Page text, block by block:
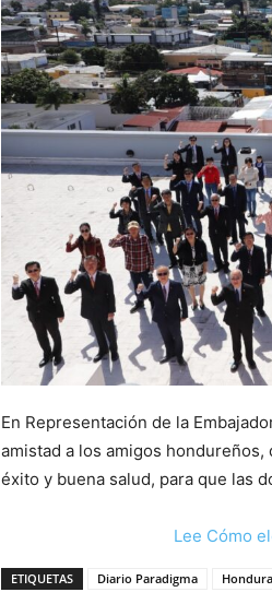
En Representación de la
amistad a los amigos
éxito y buena salud, para que las
Lee Cómo
ETIQUETAS Diario Paradigma